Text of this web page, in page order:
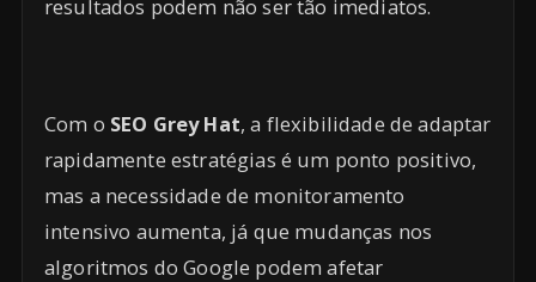
resultados podem não ser tão imediatos.
Com o SEO Grey Hat, a flexibilidade de adaptar
rapidamente estratégias é um ponto positivo,
mas a necessidade de monitoramento
intensivo aumenta, já que mudanças nos
algoritmos do Google podem afetar